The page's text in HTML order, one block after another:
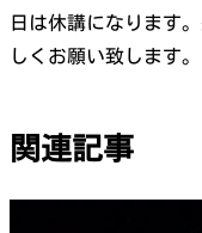
日は休講になります
しくお願い致します。
関連記事